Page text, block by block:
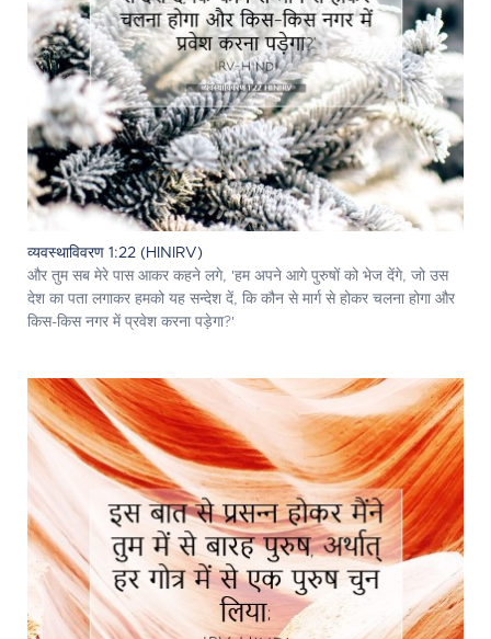
व्यवस्थाविवरण 1:22 (HINIRV)
और तुम सब मेरे पास आकर कहने लगे, 'हम अपने आगे पुरुषों को भेज देंगे, जो उस
देश का पता लगाकर हमको यह सन्देश दें, कि कौन से मार्ग से होकर चलना होगा और
किस-किस नगर में प्रवेश करना पड़ेगा?'